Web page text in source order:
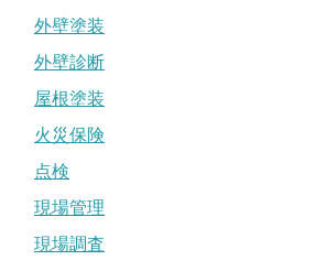
外壁塗装
外壁診断
屋根塗装
火災保険
点検
現場管理
現場調査